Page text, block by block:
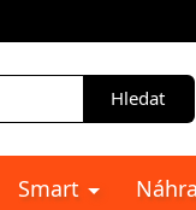
Hledat
Smart